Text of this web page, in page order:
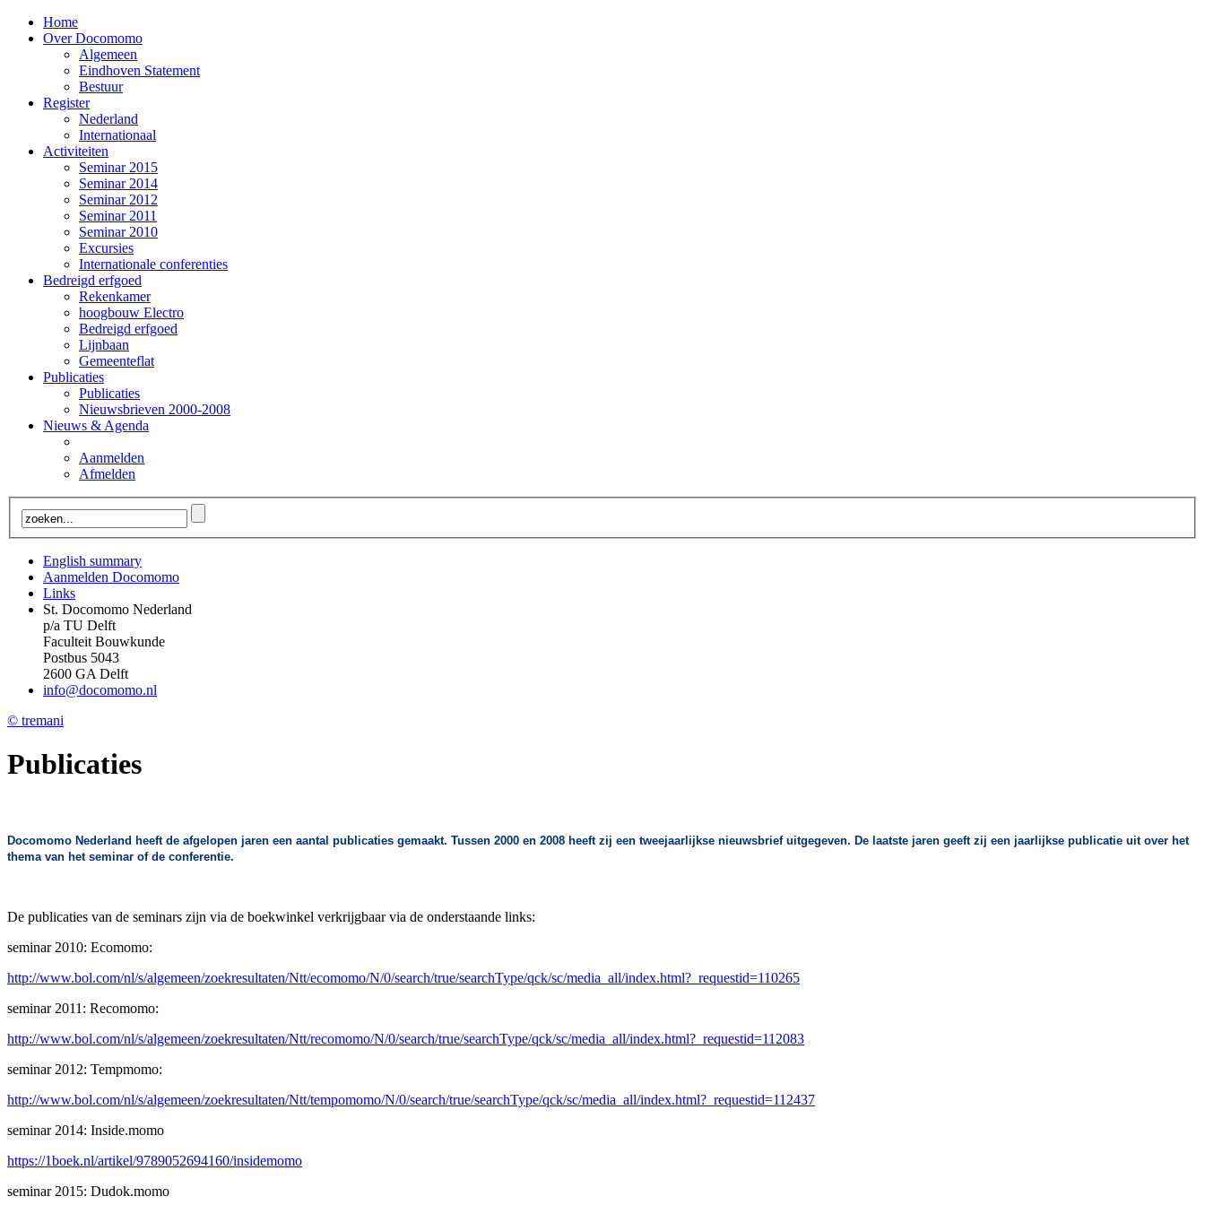
Home
Over Docomomo
Algemeen
Eindhoven Statement
Bestuur
Register
Nederland
Internationaal
Activiteiten
Seminar 2015
Seminar 2014
Seminar 2012
Seminar 2011
Seminar 2010
Excursies
Internationale conferenties
Bedreigd erfgoed
Rekenkamer
hoogbouw Electro
Bedreigd erfgoed
Lijnbaan
Gemeenteflat
Publicaties
Publicaties
Nieuwsbrieven 2000-2008
Nieuws & Agenda
Aanmelden
Afmelden
English summary
Aanmelden Docomomo
Links
St. Docomomo Nederland
p/a TU Delft
Faculteit Bouwkunde
Postbus 5043
2600 GA Delft
info@docomomo.nl
© tremani
Publicaties
Docomomo Nederland heeft de afgelopen jaren een aantal publicaties gemaakt. Tussen 2000 en 2008 heeft zij een tweejaarlijkse nieuwsbrief uitgegeven. De laatste jaren geeft zij een jaarlijkse publicatie uit over het
thema van het seminar of de conferentie.
De publicaties van de seminars zijn via de boekwinkel verkrijgbaar via de onderstaande links:
seminar 2010: Ecomomo:
http://www.bol.com/nl/s/algemeen/zoekresultaten/Ntt/ecomomo/N/0/search/true/searchType/qck/sc/media_all/index.html?_requestid=110265
seminar 2011: Recomomo:
http://www.bol.com/nl/s/algemeen/zoekresultaten/Ntt/recomomo/N/0/search/true/searchType/qck/sc/media_all/index.html?_requestid=112083
seminar 2012: Tempmomo:
http://www.bol.com/nl/s/algemeen/zoekresultaten/Ntt/tempomomo/N/0/search/true/searchType/qck/sc/media_all/index.html?_requestid=112437
seminar 2014: Inside.momo
https://1boek.nl/artikel/9789052694160/insidemomo
seminar 2015: Dudok.momo